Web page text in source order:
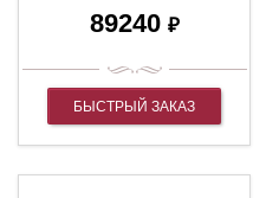
89240 ₽
БЫСТРЫЙ ЗАКАЗ